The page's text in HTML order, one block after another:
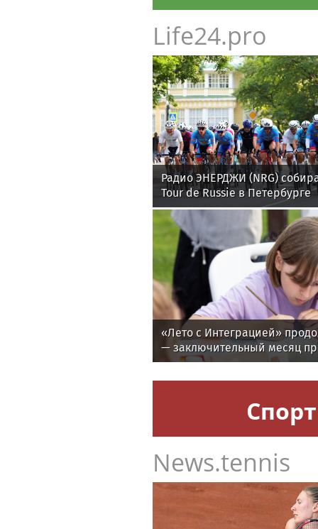
Life24.pro
Радио ЭНЕРДЖИ (NRG)
Tour de Russie в Петербурге
«Лето с Интеграцией»
— заключительный месяц
Спорт
News.tennis